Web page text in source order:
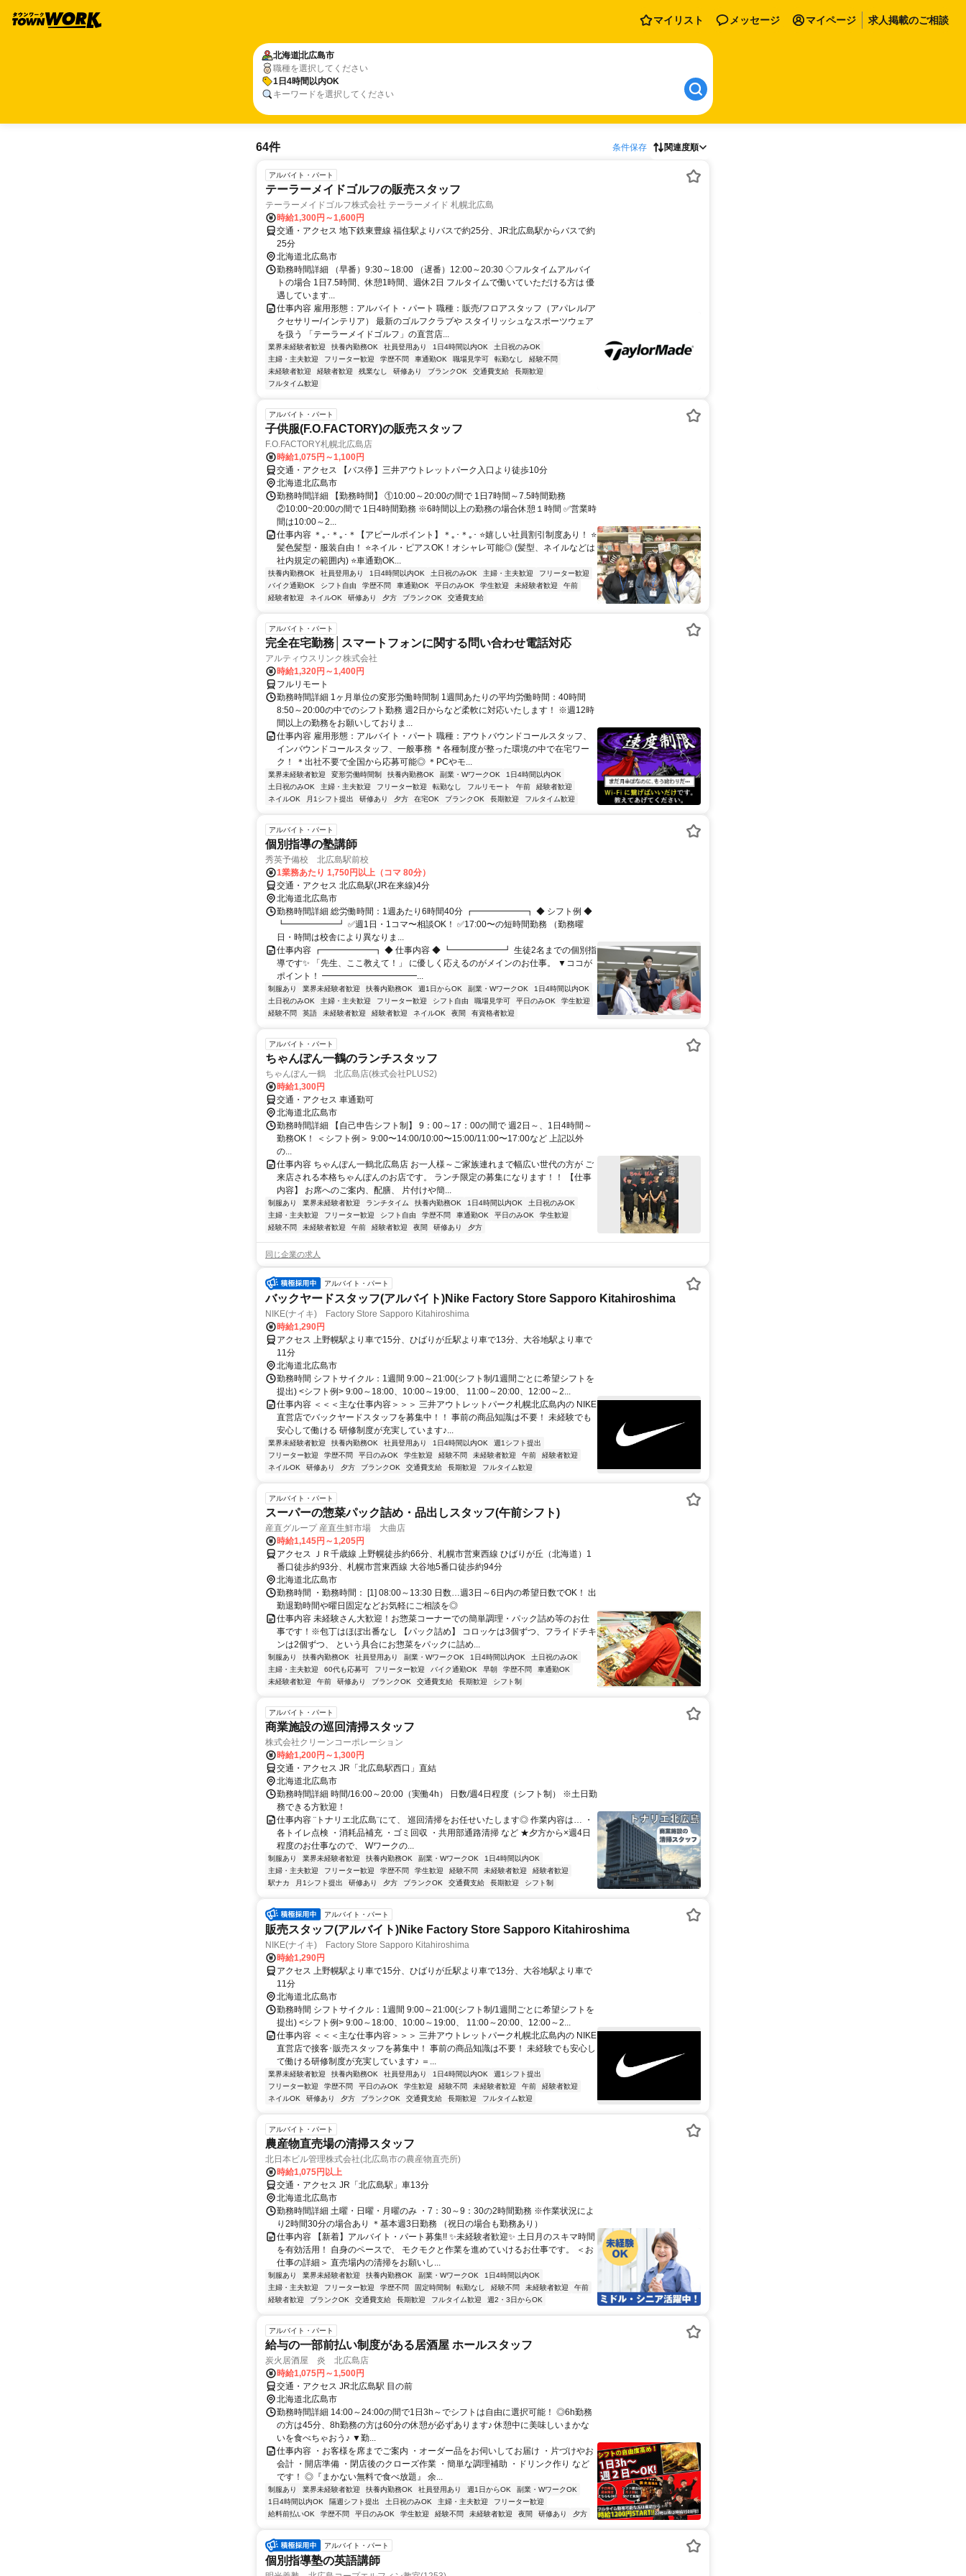
マイリスト メッセージ マイページ 求人掲載のご相談
北海道北広島市
職種を選択してください
1日4時間以内OK
キーワードを選択してください
64件 条件保存 関連度順
アルバイト・パート
テーラーメイドゴルフの販売スタッフ
テーラーメイドゴルフ株式会社 テーラーメイド 札幌北広島
時給1,300円～1,600円
交通・アクセス 地下鉄東豊線 福住駅よりバスで約25分、JR北広島駅からバスで約
25分
北海道北広島市
勤務時間詳細 （早番）9:30～18:00 （遅番）12:00～20:30 ◇フルタイムアルバイ
トの場合 1日7.5時間、休憩1時間、週休2日 フルタイムで働いていただける方は 優
遇しています...
仕事内容 雇用形態：アルバイト・パート 職種：販売/フロアスタッフ（アパレル/ア
クセサリー/インテリア） 最新のゴルフクラブや スタイリッシュなスポーツウェア
を扱う 「テーラーメイドゴルフ」の直営店...
業界未経験者歓迎 扶養内勤務OK 社員登用あり 1日4時間以内OK
土日祝のみOK
主婦・主夫歓迎
フリーター歓迎 学歴不問 車通勤OK 職場見学可 転勤なし
経験不問
未経験者歓迎
経験者歓迎 残業なし 研修あり ブランクOK 交通費支給
長期歓迎
フルタイム歓迎
アルバイト・パート
子供服(F.O.FACTORY)の販売スタッフ
F.O.FACTORY札幌北広島店
時給1,075円～1,100円
交通・アクセス 【バス停】三井アウトレットパーク入口より徒歩10分
北海道北広島市
勤務時間詳細 【勤務時間】 ①10:00～20:00の間で 1日7時間～7.5時間勤務
②10:00~20:00の間で 1日4時間勤務 ※6時間以上の勤務の場合休憩１時間 ✅営業時
間は10:00～2...
仕事内容 ＊｡･＊｡･＊【アピールポイント】＊｡･＊｡･ ⭐嬉しい社員割引制度あり！ ⭐
髪色髪型・服装自由！ ⭐ネイル・ピアスOK！オシャレ可能◎ (髪型、ネイルなどは
社内規定の範囲内) ⭐車通勤OK...
扶養内勤務OK 社員登用あり 1日4時間以内OK 土日祝のみOK 主婦・主夫歓迎
フリーター歓迎
バイク通勤OK
シフト自由 学歴不問 車通勤OK 平日のみOK 学生歓迎 未経験者歓迎
午前
経験者歓迎
ネイルOK 研修あり 夕方 ブランクOK 交通費支給
アルバイト・パート
完全在宅勤務│スマートフォンに関する問い合わせ電話対応
アルティウスリンク株式会社
時給1,320円～1,400円
フルリモート
勤務時間詳細 1ヶ月単位の変形労働時間制 1週間あたりの平均労働時間：40時間
8:50～20:00の中でのシフト勤務 週2日からなど柔軟に対応いたします！ ※週12時
間以上の勤務をお願いしておりま...
仕事内容 雇用形態：アルバイト・パート 職種：アウトバウンドコールスタッフ、
インバウンドコールスタッフ、一般事務 ＊各種制度が整った環境の中で在宅ワー
ク！ ＊出社不要で全国から応募可能◎ ＊PCやモ...
業界未経験者歓迎 変形労働時間制 扶養内勤務OK 副業・WワークOK
1日4時間以内OK
土日祝のみOK
主婦・主夫歓迎 フリーター歓迎 転勤なし フルリモート 午前
経験者歓迎
ネイルOK
月1シフト提出 研修あり 夕方 在宅OK ブランクOK 長期歓迎 フルタイム歓迎
アルバイト・パート
個別指導の塾講師
秀英予備校 北広島駅前校
1業務あたり 1,750円以上（コマ 80分）
交通・アクセス 北広島駅(JR在来線)4分
北海道北広島市
勤務時間詳細 総労働時間：1週あたり6時間40分 ┏━━━━━━┓ ◆ シフト例 ◆
┗━━━━━━┛ ✅週1日・1コマ〜相談OK！ ✅17:00〜の短時間勤務 （勤務曜
日・時間は校舎により異なりま...
仕事内容 ┏━━━━━━┓ ◆ 仕事内容 ◆ ┗━━━━━━┛ 生徒2名までの個別指
導です✨ 「先生、ここ教えて！」 に優しく応えるのがメインのお仕事。 ▼ココが
ポイント！ ━━━━━━━━━━━...
制服あり 業界未経験者歓迎 扶養内勤務OK 週1日からOK 副業・WワークOK
1日4時間以内OK
土日祝のみOK
主婦・主夫歓迎 フリーター歓迎 シフト自由 職場見学可 平日のみOK
学生歓迎
経験不問
英語 未経験者歓迎 経験者歓迎 ネイルOK 夜間 有資格者歓迎
アルバイト・パート
ちゃんぽん一鶴のランチスタッフ
ちゃんぽん一鶴 北広島店(株式会社PLUS2)
時給1,300円
交通・アクセス 車通勤可
北海道北広島市
勤務時間詳細 【自己申告シフト制】 9：00～17：00の間で 週2日～、1日4時間～
勤務OK！ ＜シフト例＞ 9:00〜14:00/10:00〜15:00/11:00〜17:00など 上記以外
の...
仕事内容 ちゃんぽん一鶴北広島店 お一人様～ご家族連れまで幅広い世代の方が ご
来店される本格ちゃんぽんのお店です。 ランチ限定の募集になります！！ 【仕事
内容】 お席へのご案内、配膳、 片付けや簡...
制服あり 業界未経験者歓迎 ランチタイム 扶養内勤務OK 1日4時間以内OK
土日祝のみOK
主婦・主夫歓迎
フリーター歓迎 シフト自由 学歴不問 車通勤OK 平日のみOK
学生歓迎
経験不問
未経験者歓迎 午前 経験者歓迎 夜間 研修あり 夕方
同じ企業の求人
アルバイト・パート
バックヤードスタッフ(アルバイト)Nike Factory Store Sapporo Kitahiroshima
NIKE(ナイキ) Factory Store Sapporo Kitahiroshima
時給1,290円
アクセス 上野幌駅より車で15分、ひばりが丘駅より車で13分、大谷地駅より車で
11分
北海道北広島市
勤務時間 シフトサイクル：1週間 9:00～21:00(シフト制/1週間ごとに希望シフトを
提出) <シフト例> 9:00～18:00、10:00～19:00、 11:00～20:00、12:00～2...
仕事内容 ＜＜＜主な仕事内容＞＞＞ 三井アウトレットパーク札幌北広島内の NIKE
直営店でバックヤードスタッフを募集中！！ 事前の商品知識は不要！ 未経験でも
安心して働ける 研修制度が充実しています♪...
業界未経験者歓迎 扶養内勤務OK 社員登用あり 1日4時間以内OK
週1シフト提出
フリーター歓迎
学歴不問 平日のみOK 学生歓迎 経験不問 未経験者歓迎 午前
経験者歓迎
ネイルOK
研修あり 夕方 ブランクOK 交通費支給 長期歓迎 フルタイム歓迎
アルバイト・パート
スーパーの惣菜パック詰め・品出しスタッフ(午前シフト)
産直グループ 産直生鮮市場 大曲店
時給1,145円～1,205円
アクセス ＪＲ千歳線 上野幌徒歩約66分、札幌市営東西線 ひばりが丘（北海道）1
番口徒歩約93分、札幌市営東西線 大谷地5番口徒歩約94分
北海道北広島市
勤務時間 ・勤務時間： [1] 08:00～13:30 日数…週3日～6日内の希望日数でOK！ 出
勤退勤時間や曜日固定などお気軽にご相談を◎
仕事内容 未経験さん大歓迎！お惣菜コーナーでの簡単調理・パック詰め等のお仕
事です！※包丁はほぼ出番なし 【パック詰め】 コロッケは3個ずつ、フライドチキ
ンは2個ずつ、 という具合にお惣菜をパックに詰め...
制服あり 扶養内勤務OK 社員登用あり 副業・WワークOK 1日4時間以内OK
土日祝のみOK
主婦・主夫歓迎
60代も応募可 フリーター歓迎 バイク通勤OK 早朝 学歴不問
車通勤OK
未経験者歓迎
午前 研修あり ブランクOK 交通費支給 長期歓迎 シフト制
アルバイト・パート
商業施設の巡回清掃スタッフ
株式会社クリーンコーポレーション
時給1,200円～1,300円
交通・アクセス JR「北広島駅西口」直結
北海道北広島市
勤務時間詳細 時間/16:00～20:00（実働4h） 日数/週4日程度（シフト制） ※土日勤
務できる方歓迎！
仕事内容 ¨トナリエ北広島¨にて、 巡回清掃をお任せいたします◎ 作業内容は… ・
各トイレ点検 ・消耗品補充 ・ゴミ回収 ・共用部通路清掃 など ★夕方から×週4日
程度のお仕事なので、 Wワークの...
制服あり 業界未経験者歓迎 扶養内勤務OK 副業・WワークOK
1日4時間以内OK
主婦・主夫歓迎
フリーター歓迎 学歴不問 学生歓迎 経験不問 未経験者歓迎
経験者歓迎
駅ナカ
月1シフト提出 研修あり 夕方 ブランクOK 交通費支給 長期歓迎 シフト制
アルバイト・パート
販売スタッフ(アルバイト)Nike Factory Store Sapporo Kitahiroshima
NIKE(ナイキ) Factory Store Sapporo Kitahiroshima
時給1,290円
アクセス 上野幌駅より車で15分、ひばりが丘駅より車で13分、大谷地駅より車で
11分
北海道北広島市
勤務時間 シフトサイクル：1週間 9:00～21:00(シフト制/1週間ごとに希望シフトを
提出) <シフト例> 9:00～18:00、10:00～19:00、 11:00～20:00、12:00～2...
仕事内容 ＜＜＜主な仕事内容＞＞＞ 三井アウトレットパーク札幌北広島内の NIKE
直営店で接客･販売スタッフを募集中！ 事前の商品知識は不要！ 未経験でも安心し
て働ける研修制度が充実しています♪ ＝...
業界未経験者歓迎 扶養内勤務OK 社員登用あり 1日4時間以内OK
週1シフト提出
フリーター歓迎
学歴不問 平日のみOK 学生歓迎 経験不問 未経験者歓迎 午前
経験者歓迎
ネイルOK
研修あり 夕方 ブランクOK 交通費支給 長期歓迎 フルタイム歓迎
アルバイト・パート
農産物直売場の清掃スタッフ
北日本ビル管理株式会社(北広島市の農産物直売所)
時給1,075円以上
交通・アクセス JR「北広島駅」車13分
北海道北広島市
勤務時間詳細 土曜・日曜・月曜のみ ・7：30～9：30の2時間勤務 ※作業状況によ
り2時間30分の場合あり ＊基本週3日勤務 （祝日の場合も勤務あり）
仕事内容 【新着】アルバイト・パート募集!! ✨未経験者歓迎✨ 土日月のスキマ時間
を有効活用！ 自身のペースで、 モクモクと作業を進めていけるお仕事です。 ＜お
仕事の詳細＞ 直売場内の清掃をお願いし...
制服あり 業界未経験者歓迎 扶養内勤務OK 副業・WワークOK
1日4時間以内OK
主婦・主夫歓迎
フリーター歓迎 学歴不問 固定時間制 転勤なし 経験不問 未経験者歓迎
午前
経験者歓迎
ブランクOK 交通費支給 長期歓迎 フルタイム歓迎 週2・3日からOK
アルバイト・パート
給与の一部前払い制度がある居酒屋 ホールスタッフ
炭火居酒屋 炎 北広島店
時給1,075円～1,500円
交通・アクセス JR北広島駅 目の前
北海道北広島市
勤務時間詳細 14:00～24:00の間で1日3h～でシフトは自由に選択可能！ ◎6h勤務
の方は45分、8h勤務の方は60分の休憩が必ずあります♪ 休憩中に美味しいまかな
いを食べちゃおう♪ ▼勤...
仕事内容 ・お客様を席までご案内 ・オーダー品をお伺いしてお届け ・片づけやお
会計 ・開店準備 ・閉店後のクローズ作業 ・簡単な調理補助 ・ドリンク作り など
です！ ◎『まかない無料で食べ放題』 余...
制服あり 業界未経験者歓迎 扶養内勤務OK 社員登用あり 週1日からOK
副業・WワークOK
1日4時間以内OK
隔週シフト提出 土日祝のみOK 主婦・主夫歓迎
フリーター歓迎
給料前払いOK
学歴不問 平日のみOK 学生歓迎 経験不問 未経験者歓迎 夜間 研修あり 夕方
アルバイト・パート
個別指導塾の英語講師